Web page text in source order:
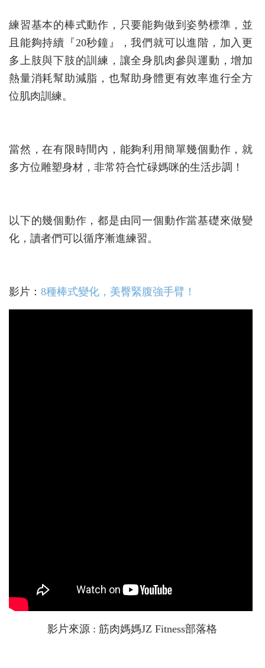
練習基本的棒式動作，只要能夠做到姿勢標準，並
且能夠持續『20秒鐘』，我們就可以進階，加入更
多上肢與下肢的訓練，讓全身肌肉參與運動，增加
熱量消耗幫助減脂，也幫助身體更有效率進行全方
位肌肉訓練。
當然，在有限時間內，能夠利用簡單幾個動作，就
多方位雕塑身材，非常符合忙碌媽咪的生活步調！
以下的幾個動作，都是由同一個動作當基礎來做變
化，讀者們可以循序漸進練習。
影片： 8種棒式變化，美臀緊腹強手臂！
影片來源 : 筋肉媽媽JZ Fitness部落格